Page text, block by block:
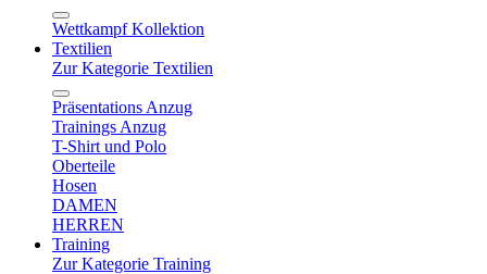
Wettkampf Kollektion
Textilien
Zur Kategorie Textilien
Präsentations Anzug
Trainings Anzug
T-Shirt und Polo
Oberteile
Hosen
DAMEN
HERREN
Training
Zur Kategorie Training